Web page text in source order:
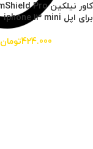
برای اپل iphone 13 mini
424.000تومان